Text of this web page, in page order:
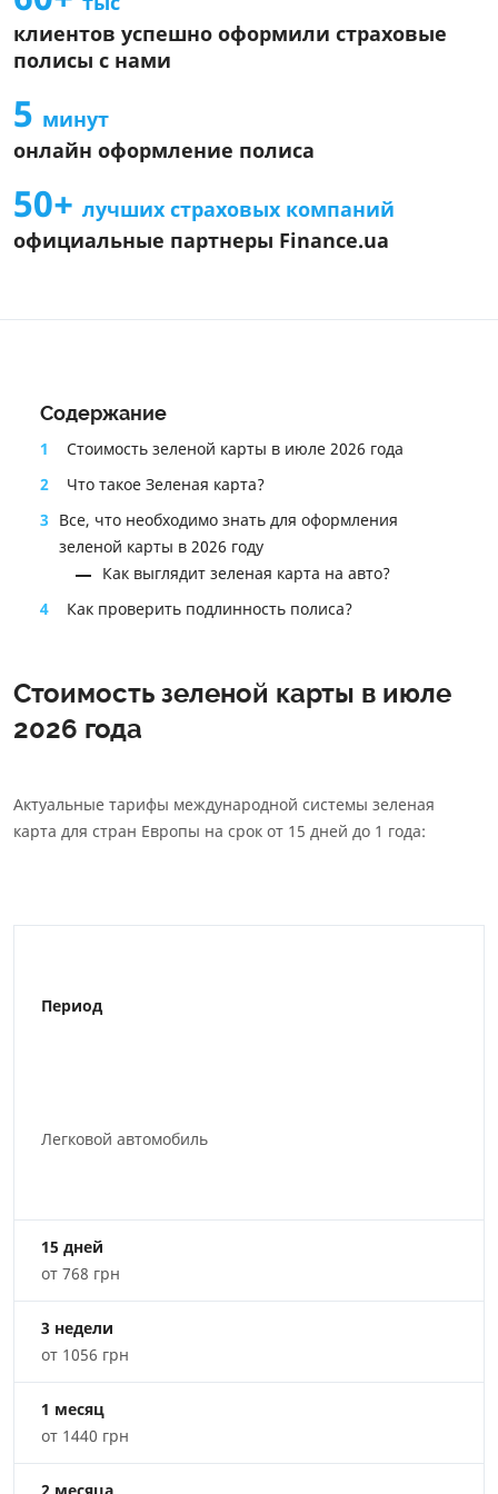
Общие условия страхового продукта
Информация об агенте
Информация про СК
Информационный документ о стандартном страховом
продукте
Информация о страховом продукте
клиентов успешно оформили страховые
полисы с нами
5 минут
онлайн оформление полиса
50+ лучших страховых компаний
официальные партнеры Finance.ua
Содержание
1
Стоимость зеленой карты в июле 2026 года
2
Что такое Зеленая карта?
3 Все, что необходимо знать для оформления
зеленой карты в 2026 году
Как выглядит зеленая карта на авто?
4
Как проверить подлинность полиса?
Стоимость зеленой карты в июле
2026 года
Актуальные тарифы международной системы зеленая
карта для стран Европы на срок от 15 дней до 1 года:
Период
Легковой автомобиль
15 дней
от 768 грн
3 недели
от 1056 грн
1 месяц
от 1440 грн
2 месяца